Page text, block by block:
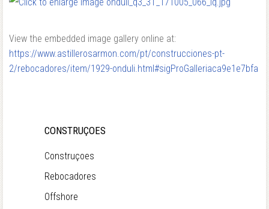
View the embedded image gallery online at:
https://www.astillerosarmon.com/pt/construcciones-pt-
2/rebocadores/item/1929-onduli.html#sigProGalleriaca9e1e7bfa
CONSTRUÇOES
Construçoes
Rebocadores
Offshore